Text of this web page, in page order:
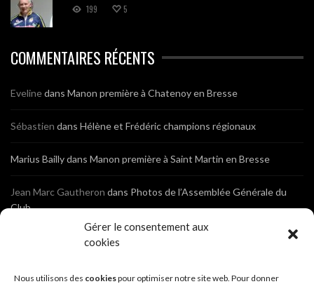
Gérer le consentement aux
cookies
Nous utilisons des cookiespour optimiser notre site web. Pour donner
199 5
COMMENTAIRES RÉCENTS
Evelinedans Manon première à Chatenoy en Bresse
Sébastien dans Hélène et Frédéric champions régionaux
Marius Baillydans Manon première à Saint Martin en Bresse
Jean Marc Gautheron dans Photos de l’Assemblée Générale du
Club
Photos de l’Assemblée Générale du Club
Sébastien dans Cyclocross de Brochon (21)